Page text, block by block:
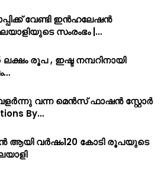
വേണ്ടി ഇൻഹലേഷൻ
സംരംഭം |…
ലക്ഷം രൂപ , ഇഷ്ട നമ്പറിനായി
വന്ന മെൻസ് ഫാഷൻ സ്റ്റോർ
By…
വർഷം120 കോടി രൂപയുടെ